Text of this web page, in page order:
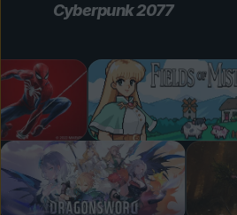
Cyberpunk 2077